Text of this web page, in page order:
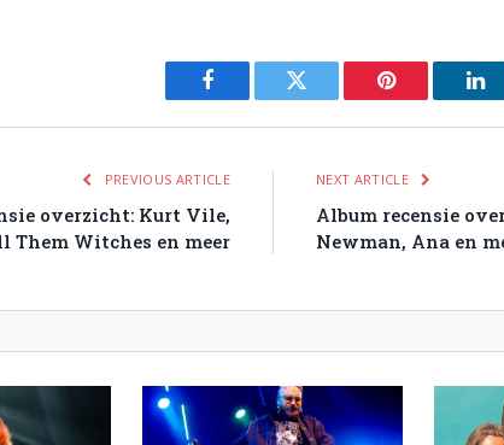
Facebook Twitter Pinterest
PREVIOUS ARTICLE
overzicht: Kurt Vile,
Them Witches en meer
NEXT ARTICLE
Album recensie
Newman, Ana en